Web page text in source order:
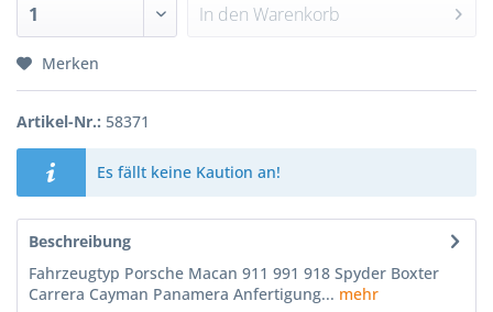
In den Warenkorb
Merken
Artikel-Nr.: 58371
Es fällt keine Kaution an!
Beschreibung
Fahrzeugtyp Porsche Macan 911 991 918 Spyder Boxter
Carrera Cayman Panamera Anfertigung... mehr